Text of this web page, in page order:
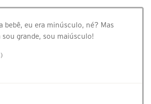
bebê, eu era minúsculo, né? Mas
sou grande, sou maiúsculo!